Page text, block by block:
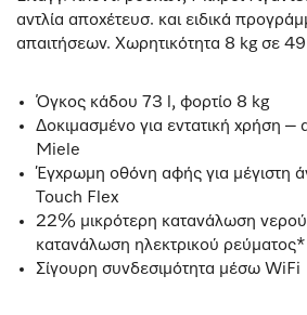
αντλία αποχέτευσ. και ειδικά
απαιτήσεων. Χωρητικότητα 8 kg σε
Όγκος κάδου 73 l, φορτίο 8 kg
Δοκιμασμένο για εντατική χρήση –
Miele
Έγχρωμη οθόνη αφής για μέγιστη
Touch Flex
22% μικρότερη κατανάλωση
κατανάλωση ηλεκτρικού ρεύματος*
Σίγουρη συνδεσιμότητα μέσω WiFi